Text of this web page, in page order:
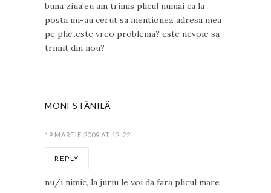
buna ziua!eu am trimis plicul numai ca la
posta mi-au cerut sa mentionez adresa mea
pe plic..este vreo problema? este nevoie sa
trimit din nou?
MONI STĂNILĂ
19 MARTIE 2009 AT 12:22
REPLY
nu/i nimic, la juriu le voi da fara plicul mare